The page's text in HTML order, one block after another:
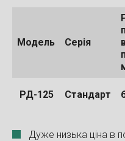
Модель Серія
РД-125 Стандарт
Дуже низька ціна в